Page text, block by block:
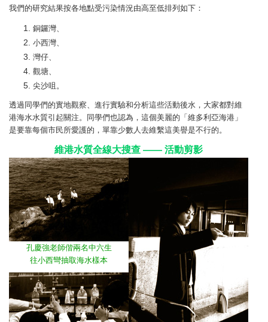
我們的研究結果按各地點受污染情況由高至低排列如下：
銅鑼灣、
小西灣、
灣仔、
觀塘、
尖沙咀。
透過同學們的實地觀察、進行實驗和分析這些活動後水，大家都對維
港海水水質引起關注。同學們也認為，這個美麗的「維多利亞海港」
是要靠每個市民所愛護的，單靠少數人去維繫這美譽是不行的。
維港水質全線大搜查 —— 活動剪影
孔慶強老師偕兩名中六生
往小西彎抽取海水樣本